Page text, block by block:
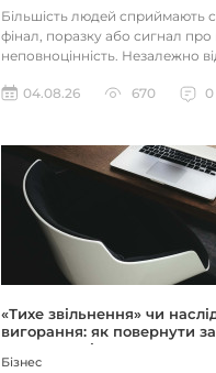
Більшість людей сприймають
фінал, поразку або сигнал про
неповноцінність. Незалежно
04.08.26
670 0
«Тихе звільнення» чи
вигорання: як повернути
через сенс і мету
Бізнес